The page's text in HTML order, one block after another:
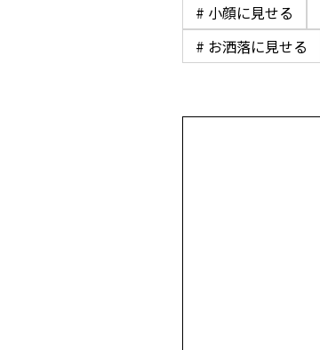
# 小顔に見せる
# お洒落に見せる